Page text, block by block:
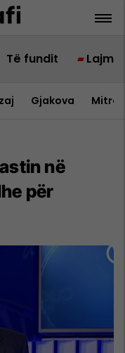
Të fundit Lajme
Gjakova
në
për